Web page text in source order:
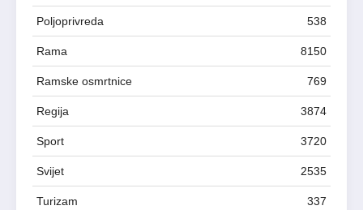
Poljoprivreda 538
Rama 8150
Ramske osmrtnice 769
Regija 3874
Sport 3720
Svijet 2535
Turizam 337